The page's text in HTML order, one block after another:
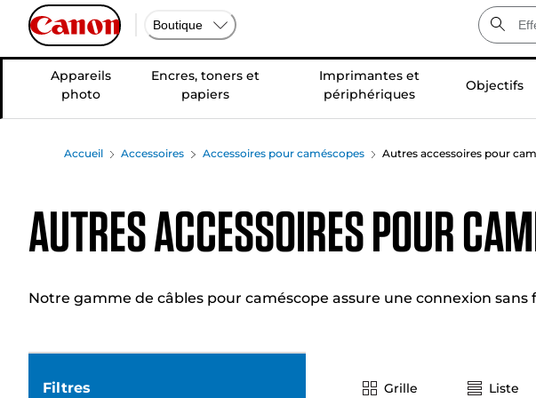
Boutique
Appareils
photo
Encres, toners et
papiers
Imprimantes et
périphériques
Objectifs
Accueil Accessoires Accessoires pour caméscopes Autres accessoires pour
Autres accessoires pour
Notre gamme de câbles pour caméscope assure une connexion
Filtres Grille Liste